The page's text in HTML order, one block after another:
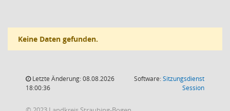
Keine Daten gefunden.
Letzte Änderung: 08.08.2026
18:00:36
Software:Sitzungsdienst
Session(Wird in